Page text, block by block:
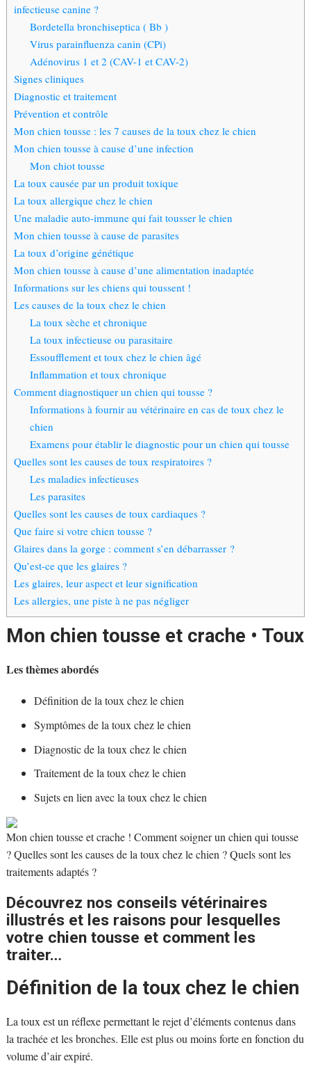
infectieuse canine ?
Bordetella bronchiseptica ( Bb )
Virus parainfluenza canin (CPi)
Adénovirus 1 et 2 (CAV-1 et CAV-2)
Signes cliniques
Diagnostic et traitement
Prévention et contrôle
Mon chien tousse : les 7 causes de la toux chez le chien
Mon chien tousse à cause d’une infection
Mon chiot tousse
La toux causée par un produit toxique
La toux allergique chez le chien
Une maladie auto-immune qui fait tousser le chien
Mon chien tousse à cause de parasites
La toux d’origine génétique
Mon chien tousse à cause d’une alimentation inadaptée
Informations sur les chiens qui toussent !
Les causes de la toux chez le chien
La toux sèche et chronique
La toux infectieuse ou parasitaire
Essoufflement et toux chez le chien âgé
Inflammation et toux chronique
Comment diagnostiquer un chien qui tousse ?
Informations à fournir au vétérinaire en cas de toux chez le
chien
Examens pour établir le diagnostic pour un chien qui tousse
Quelles sont les causes de toux respiratoires ?
Les maladies infectieuses
Les parasites
Quelles sont les causes de toux cardiaques ?
Que faire si votre chien tousse ?
Glaires dans la gorge : comment s’en débarrasser ?
Qu’est-ce que les glaires ?
Les glaires, leur aspect et leur signification
Les allergies, une piste à ne pas négliger
Mon chien tousse et crache • Toux
Les thèmes abordés
Définition de la toux chez le chien
Symptômes de la toux chez le chien
Diagnostic de la toux chez le chien
Traitement de la toux chez le chien
Sujets en lien avec la toux chez le chien
Mon chien tousse et crache ! Comment soigner un chien qui tousse
? Quelles sont les causes de la toux chez le chien ? Quels sont les
traitements adaptés ?
Découvrez nos conseils vétérinaires
illustrés et les raisons pour lesquelles
votre chien tousse et comment les
traiter…
Définition de la toux chez le chien
La toux est un réflexe permettant le rejet d’éléments contenus dans
la trachée et les bronches. Elle est plus ou moins forte en fonction du
volume d’air expiré.